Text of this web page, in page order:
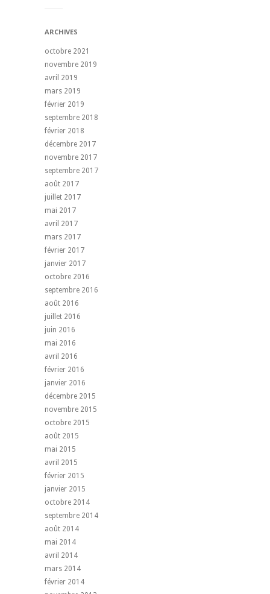
ARCHIVES
octobre 2021
novembre 2019
avril 2019
mars 2019
février 2019
septembre 2018
février 2018
décembre 2017
novembre 2017
septembre 2017
août 2017
juillet 2017
mai 2017
avril 2017
mars 2017
février 2017
janvier 2017
octobre 2016
septembre 2016
août 2016
juillet 2016
juin 2016
mai 2016
avril 2016
février 2016
janvier 2016
décembre 2015
novembre 2015
octobre 2015
août 2015
mai 2015
avril 2015
février 2015
janvier 2015
octobre 2014
septembre 2014
août 2014
mai 2014
avril 2014
mars 2014
février 2014